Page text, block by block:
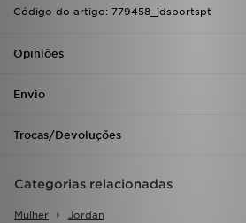
Código do artigo: 779458_jdsportspt
Opiniões
Envio
Trocas/Devoluções
Categorias relacionadas
Mulher Jordan